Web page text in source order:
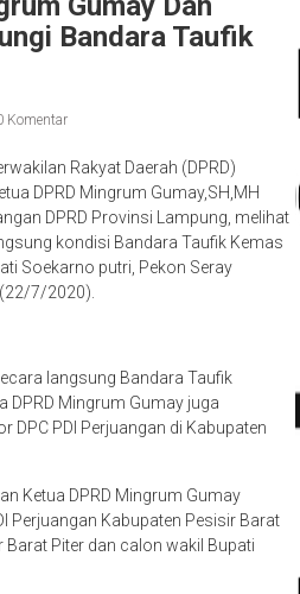
Bandara Taufik
Komentar
Rakyat Daerah (DPRD)
DPRD Mingrum Gumay,SH,MH
DPRD Provinsi Lampung, melihat
kondisi Bandara Taufik Kemas
Soekarno putri, Pekon Seray
7/2020).
langsung Bandara Taufik
DPRD Mingrum Gumay juga
DPC PDI Perjuangan di Kabupaten
Ketua DPRD Mingrum Gumay
Perjuangan Kabupaten Pesisir Barat
Piter dan calon wakil Bupati